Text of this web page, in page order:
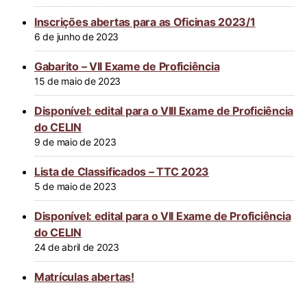
Inscrições abertas para as Oficinas 2023/1
6 de junho de 2023
Gabarito – VII Exame de Proficiência
15 de maio de 2023
Disponível: edital para o VIII Exame de Proficiência
do CELIN
9 de maio de 2023
Lista de Classificados – TTC 2023
5 de maio de 2023
Disponível: edital para o VII Exame de Proficiência
do CELIN
24 de abril de 2023
Matrículas abertas!